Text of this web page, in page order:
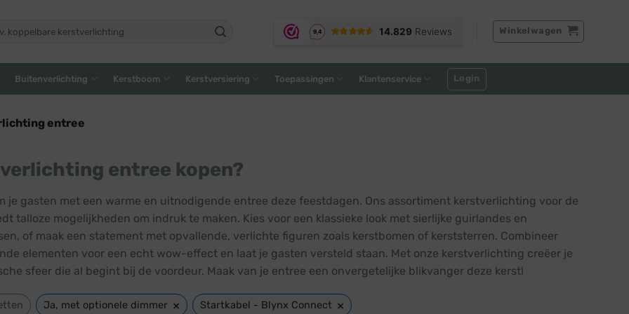
Winkelwagen
Buitenverlichting Kerstboom Kerstversiering Toepassingen Klantenservice Login
entree
entree kopen?
je gasten met een warme en uitnodigende entree deze feestdagen. Ons assortiment kerstverlichting voor de
talloze mogelijkheden om indruk te maken. Kies voor een klassieke look met sierlijke guirlandes en
of maak een statement met opvallende, verlichte figuren zoals kerstbomen of kerststerren. Combineer
elementen voor een echt wow-effect en laat je gasten versteld staan. Met onze kerstverlichting creëer je
sfeer die al begint bij de voordeur. Maak van je entree een onvergetelijke blikvanger deze kerst!
Ja, met optionele dimmer × Startkabel - Blynx Connect ×